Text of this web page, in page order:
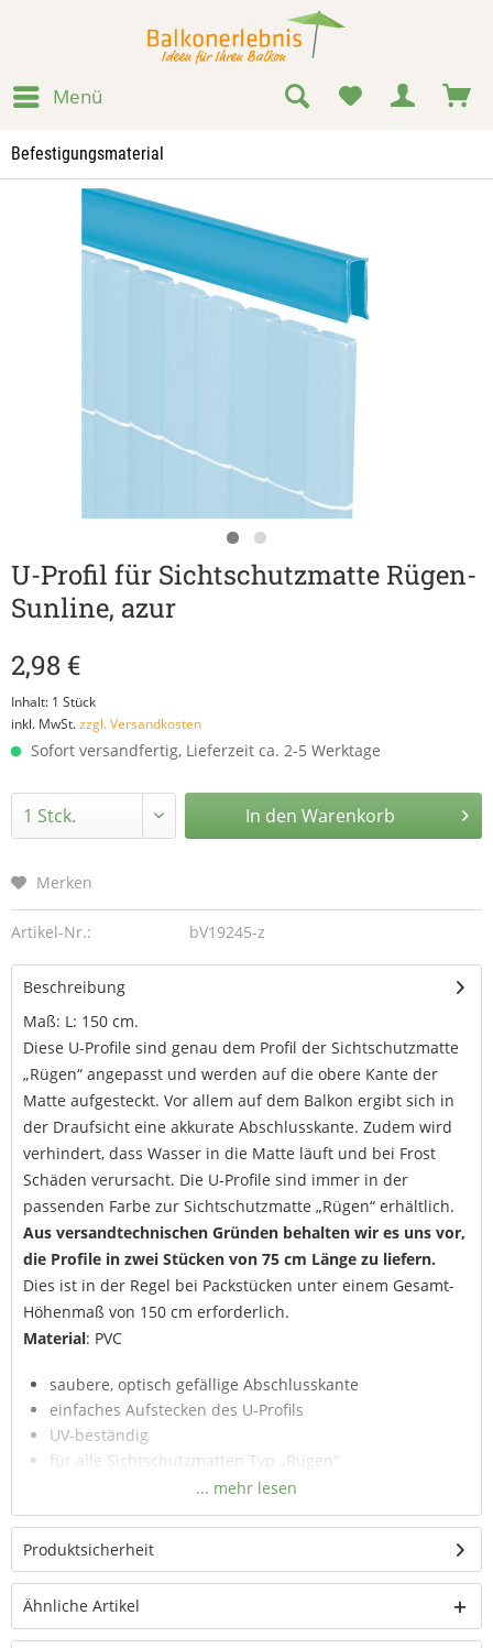
Menü
Befestigungsmaterial
U-Profil für Sichtschutzmatte Rügen-
Sunline, azur
2,98 €
Inhalt: 1 Stück
inkl. MwSt.zzgl. Versandkosten
Sofort versandfertig, Lieferzeit ca. 2-5 Werktage
In denWarenkorb
Merken
Artikel-Nr.: bV19245-z
Beschreibung
Maß: L: 150 cm.
Diese U-Profile sind genau dem Profil der Sichtschutzmatte
„Rügen“ angepasst und werden auf die obere Kante der
Matte aufgesteckt. Vor allem auf dem Balkon ergibt sich in
der Draufsicht eine akkurate Abschlusskante. Zudem wird
verhindert, dass Wasser in die Matte läuft und bei Frost
Schäden verursacht. Die U-Profile sind immer in der
passenden Farbe zur Sichtschutzmatte „Rügen“ erhältlich.
Aus versandtechnischen Gründen behalten wir es uns vor,
die Profile in zwei Stücken von 75 cm Länge zu liefern.
Dies ist in der Regel bei Packstücken unter einem Gesamt-
Höhenmaß von 150 cm erforderlich.
Material: PVC
saubere, optisch gefällige Abschlusskante
einfaches Aufstecken des U-Profils
UV-beständig
für alle Sichtschutzmatten Typ „Rügen“
Länge:1,50 lfm. (ggf. in 2 x 75 cm Länge)
Produktsicherheit
Ähnliche Artikel